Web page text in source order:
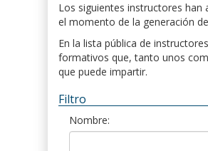
Los siguientes instructores han
el momento de la generación
En la lista pública de
formativos que, tanto unos
que puede impartir.
Filtro
Nombre: